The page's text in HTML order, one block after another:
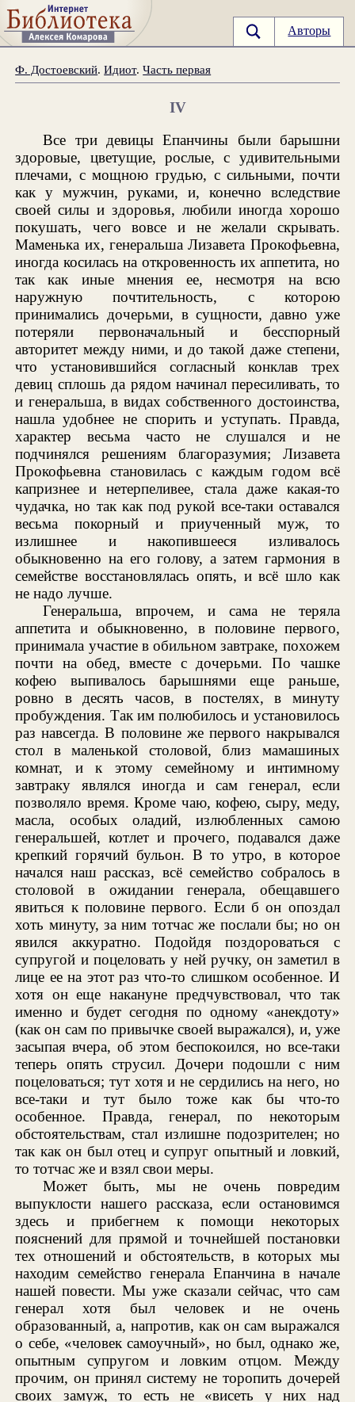
Авторы
Ф. Достоевский.Идиот.Часть первая
IV
Все три девицы Епанчины были барышни
здоровые, цветущие, рослые, с удивительными
плечами, с мощною грудью, с сильными, почти
как у мужчин, руками, и, конечно вследствие
своей силы и здоровья, любили иногда хорошо
покушать, чего вовсе и не желали скрывать.
Маменька их, генеральша Лизавета Прокофьевна,
иногда косилась на откровенность их аппетита, но
так как иные мнения ее, несмотря на всю
наружную почтительность, с которою
принимались дочерьми, в сущности, давно уже
потеряли первоначальный и бесспорный
авторитет между ними, и до такой даже степени,
что установившийся согласный конклав трех
девиц сплошь да рядом начинал пересиливать, то
и генеральша, в видах собственного достоинства,
нашла удобнее не спорить и уступать. Правда,
характер весьма часто не слушался и не
подчинялся решениям благоразумия; Лизавета
Прокофьевна становилась с каждым годом всё
капризнее и нетерпеливее, стала даже какая-то
чудачка, но так как под рукой все-таки оставался
весьма покорный и приученный муж, то
излишнее и накопившееся изливалось
обыкновенно на его голову, а затем гармония в
семействе восстановлялась опять, и всё шло как
не надо лучше.
Генеральша, впрочем, и сама не теряла
аппетита и обыкновенно, в половине первого,
принимала участие в обильном завтраке, похожем
почти на обед, вместе с дочерьми. По чашке
кофею выпивалось барышнями еще раньше,
ровно в десять часов, в постелях, в минуту
пробуждения. Так им полюбилось и установилось
раз навсегда. В половине же первого накрывался
стол в маленькой столовой, близ мамашиных
комнат, и к этому семейному и интимному
завтраку являлся иногда и сам генерал, если
позволяло время. Кроме чаю, кофею, сыру, меду,
масла, особых оладий, излюбленных самою
генеральшей, котлет и прочего, подавался даже
крепкий горячий бульон. В то утро, в которое
начался наш рассказ, всё семейство собралось в
столовой в ожидании генерала, обещавшего
явиться к половине первого. Если б он опоздал
хоть минуту, за ним тотчас же послали бы; но он
явился аккуратно. Подойдя поздороваться с
супругой и поцеловать у ней ручку, он заметил в
лице ее на этот раз что-то слишком особенное. И
хотя он еще накануне предчувствовал, что так
именно и будет сегодня по одному «анекдоту»
(как он сам по привычке своей выражался), и, уже
засыпая вчера, об этом беспокоился, но все-таки
теперь опять струсил. Дочери подошли с ним
поцеловаться; тут хотя и не сердились на него, но
все-таки и тут было тоже как бы что-то
особенное. Правда, генерал, по некоторым
обстоятельствам, стал излишне подозрителен; но
так как он был отец и супруг опытный и ловкий,
то тотчас же и взял свои меры.
Может быть, мы не очень повредим
выпуклости нашего рассказа, если остановимся
здесь и прибегнем к помощи некоторых
пояснений для прямой и точнейшей постановки
тех отношений и обстоятельств, в которых мы
находим семейство генерала Епанчина в начале
нашей повести. Мы уже сказали сейчас, что сам
генерал хотя был человек и не очень
образованный, а, напротив, как он сам выражался
о себе, «человек самоучный», но был, однако же,
опытным супругом и ловким отцом. Между
прочим, он принял систему не торопить дочерей
своих замуж, то есть не «висеть у них над